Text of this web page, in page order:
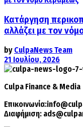
Κατάργηση
αλλάζει με τον
by CulpaNews Team
21 Ιουλίου, 2026
Culpa Finance & Media
Επικοινωνία:
Διαφήμιση: